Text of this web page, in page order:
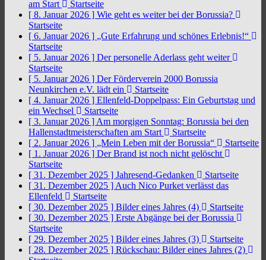
am Start
Startseite
[ 8. Januar 2026 ] Wie geht es weiter bei der Borussia?
Startseite
[ 6. Januar 2026 ] „Gute Erfahrung und schönes Erlebnis!“
Startseite
[ 5. Januar 2026 ] Der personelle Aderlass geht weiter
Startseite
[ 5. Januar 2026 ] Der Förderverein 2000 Borussia
Neunkirchen e.V. lädt ein
Startseite
[ 4. Januar 2026 ] Ellenfeld-Doppelpass: Ein Geburtstag und
ein Wechsel
Startseite
[ 3. Januar 2026 ] Am morgigen Sonntag: Borussia bei den
Hallenstadtmeisterschaften am Start
Startseite
[ 2. Januar 2026 ] „Mein Leben mit der Borussia“
Startseite
[ 1. Januar 2026 ] Der Brand ist noch nicht gelöscht
Startseite
[ 31. Dezember 2025 ] Jahresend-Gedanken
Startseite
[ 31. Dezember 2025 ] Auch Nico Purket verlässt das
Ellenfeld
Startseite
[ 30. Dezember 2025 ] Bilder eines Jahres (4)
Startseite
[ 30. Dezember 2025 ] Erste Abgänge bei der Borussia
Startseite
[ 29. Dezember 2025 ] Bilder eines Jahres (3)
Startseite
[ 28. Dezember 2025 ] Rückschau: Bilder eines Jahres (2)